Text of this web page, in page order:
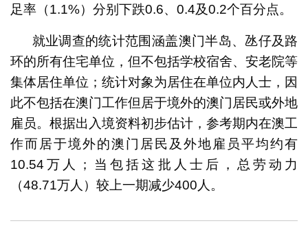
足率（1.1%）分别下跌0.6、0.4及0.2个百分点。
就业调查的统计范围涵盖澳门半岛、氹仔及路
环的所有住宅单位，但不包括学校宿舍、安老院等
集体居住单位；统计对象为居住在单位内人士，因
此不包括在澳门工作但居于境外的澳门居民或外地
雇员。根据出入境资料初步估计，参考期内在澳工
作而居于境外的澳门居民及外地雇员平均约有
10.54万人；当包括这批人士后，总劳动力
（48.71万人）较上一期减少400人。